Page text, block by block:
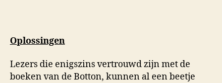
Oplossingen
Lezers die enigszins vertrouwd zijn met de
boeken van de Botton, kunnen al een beetje